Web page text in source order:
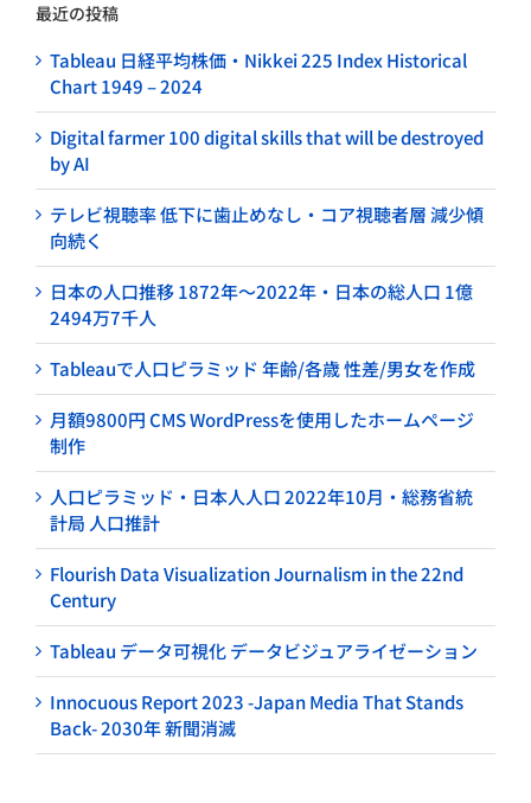
最近の投稿
Tableau 日経平均株価・Nikkei 225 Index Historical
Chart 1949 – 2024
Digital farmer 100 digital skills that will be destroyed
by AI
テレビ視聴率 低下に歯止めなし・コア視聴者層 減少傾
向続く
日本の人口推移 1872年～2022年・日本の総人口 1億
2494万7千人
Tableauで人口ピラミッド 年齢/各歳 性差/男女を作成
月額9800円 CMS WordPressを使用したホームページ
制作
人口ピラミッド・日本人人口 2022年10月・総務省統
計局 人口推計
Flourish Data Visualization Journalism in the 22nd
Century
Tableau データ可視化 データビジュアライゼーション
Innocuous Report 2023 -Japan Media That Stands
Back- 2030年 新聞消滅